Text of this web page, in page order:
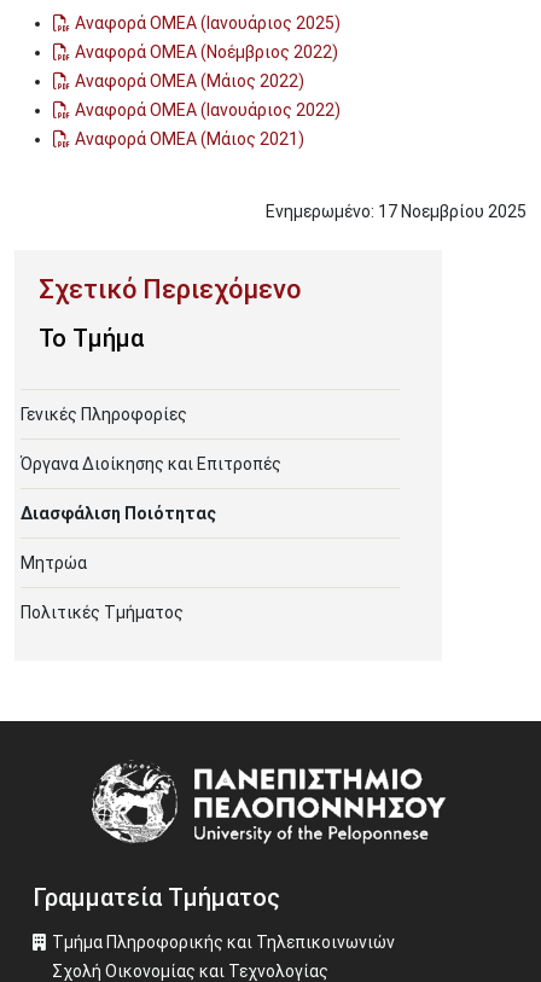
Αναφορά ΟΜΕΑ (Ιανουάριος 2025)
Αναφορά ΟΜΕΑ (Νοέμβριος 2022)
Αναφορά ΟΜΕΑ (Μάιος 2022)
Αναφορά ΟΜΕΑ (Ιανουάριος 2022)
Αναφορά ΟΜΕΑ (Μάιος 2021)
Ενημερωμένο: 17 Νοεμβρίου 2025
Το Τμήμα
Γενικές Πληροφορίες
Όργανα Διοίκησης και Επιτροπές
Διασφάλιση Ποιότητας
Μητρώα
Πολιτικές Τμήματος
Γραμματεία Τμήματος
Τμήμα Πληροφορικής και Τηλεπικοινωνιών
Σχολή Οικονομίας και Τεχνολογίας